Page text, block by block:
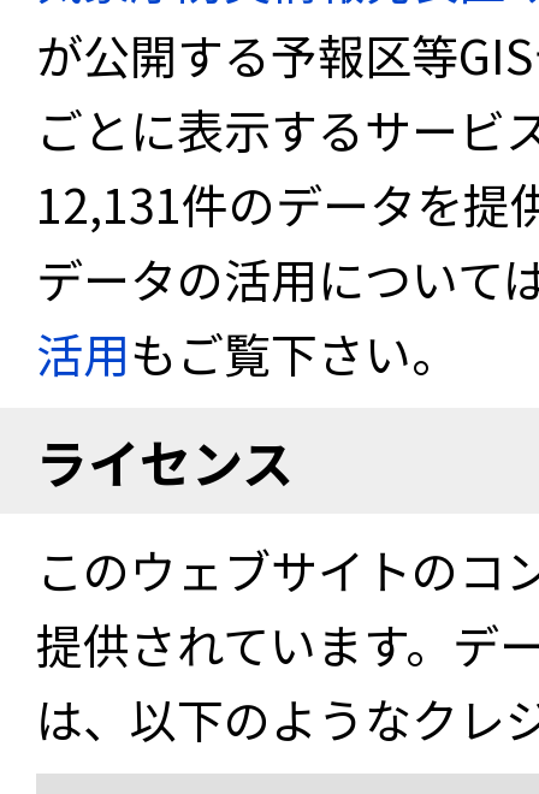
が公開する予報区等
ごとに表示するサービ
12,131件のデータを提
データの活用について
活用もご覧下さい。
ライセンス
このウェブサイトのコ
提供されています。デ
は、以下のようなクレ